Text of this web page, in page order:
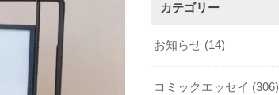
カテゴリー
お知らせ (14)
コミックエッセイ (306)